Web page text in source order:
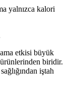
yalnızca kalori
etkisi büyük
biridir.
iştah